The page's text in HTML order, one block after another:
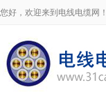
您好，欢迎来到电线电缆网！